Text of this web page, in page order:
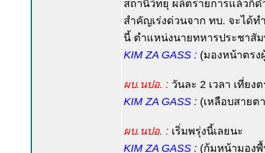
สถานีวิทยุ ผลิตรายการแล้วก็ด
สำคัญเร่งด่วนจาก ทบ. จะได้ท
นี้ ตำแหน่งนายทหารประชาสั
KIM ZA GASS : (มองหน้าตรง
ผบ.นปอ. : วันละ 2 เวลา เที่ยง
KIM ZA GASS : (เหลือบสายต
ผบ.นปอ. : เริ่มพรุ่งนี้เลยนะ
KIM ZA GASS : (ก้มหน้ามอง